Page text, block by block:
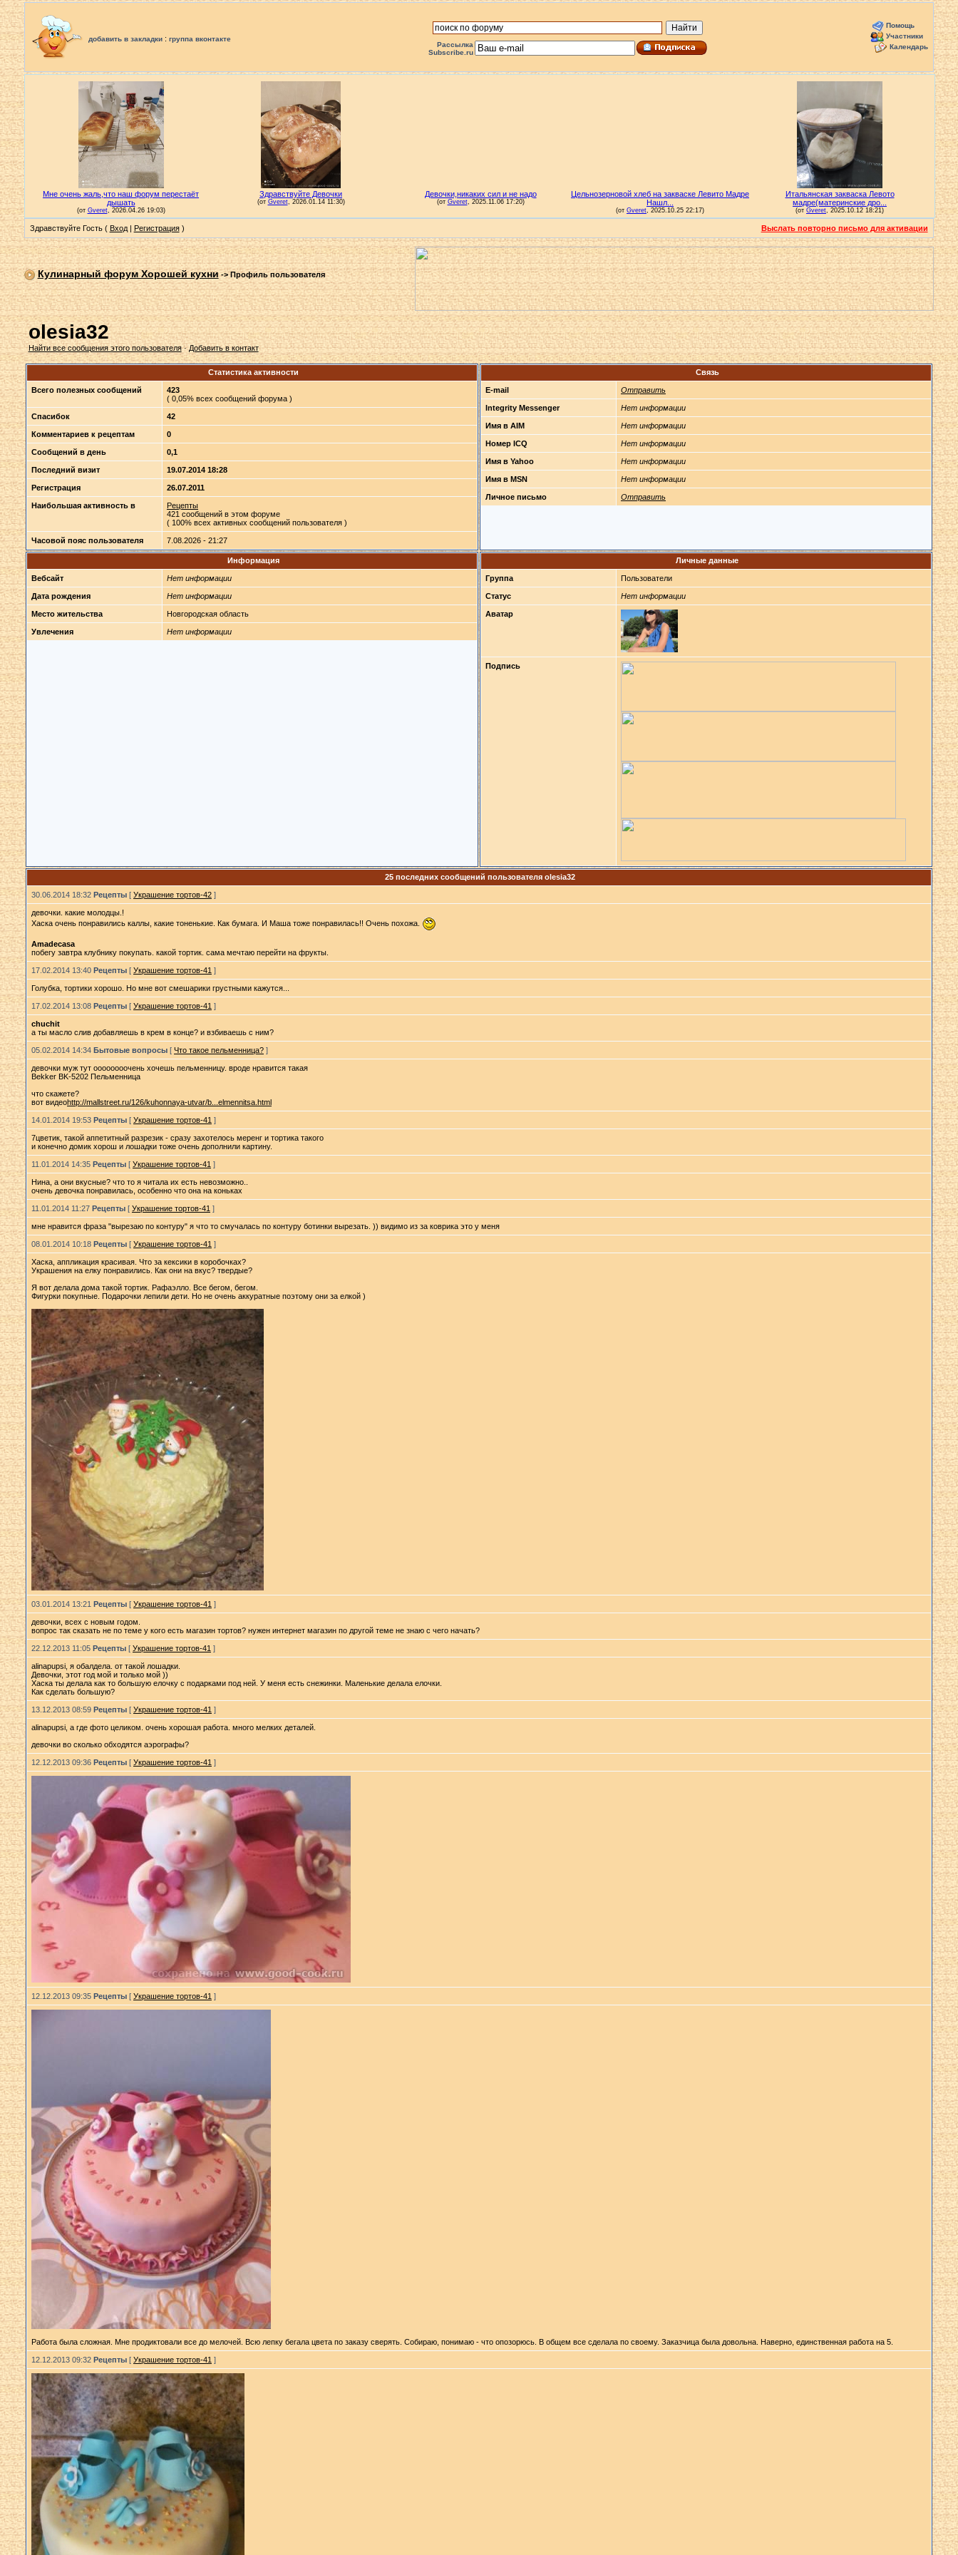
добавить в закладки: группа вконтакте
Рассылка
Subscribe.ru
Помощь
Участники
Календарь
Здравствуйте Гость ( Вход| Регистрация) Выслать повторно письмо для активации
Кулинарный форум Хорошей кухни->Профиль пользователя
olesia32
Найти все сообщения этого пользователя·Добавить в контакт
Статистика активности
Всего полезных сообщений
423
( 0,05% всех сообщений форума )
Спасибок 42
Комментариев к рецептам 0
Сообщений в день 0,1
Последний визит 19.07.2014 18:28
Регистрация 26.07.2011
Наибольшая активность в
Рецепты
421 сообщений в этом форуме
( 100% всех активных сообщений пользователя )
Часовой пояс пользователя 7.08.2026 - 21:27
Связь
E-mail Отправить
Integrity Messenger Нет информации
Имя в AIM Нет информации
Номер ICQ Нет информации
Имя в Yahoo Нет информации
Имя в MSN Нет информации
Личное письмо Отправить
Информация
Вебсайт Нет информации
Дата рождения Нет информации
Место жительства Новгородская область
Увлечения Нет информации
Личные данные
Группа Пользователи
Статус Нет информации
Аватар
Подпись
25 последних сообщений пользователя olesia32
30.06.2014 18:32 Рецепты[ Украшение тортов-42]
девочки. какие молодцы.!
Хаска очень понравились каллы, какие тоненькие. Как бумага. И Маша тоже понравилась!! Очень похожа.
Amadecasa
побегу завтра клубнику покупать. какой тортик. сама мечтаю перейти на фрукты.
17.02.2014 13:40 Рецепты[ Украшение тортов-41 ]
Голубка, тортики хорошо. Но мне вот смешарики грустными кажутся...
17.02.2014 13:08 Рецепты[ Украшение тортов-41 ]
chuchit
а ты масло слив добавляешь в крем в конце? и взбиваешь с ним?
05.02.2014 14:34 Бытовые вопросы[ Что такое пельменница?]
девочки муж тут оооооооочень хочешь пельменницу. вроде нравится такая
Bekker BK-5202 Пельменница
что скажете?
вот видеоhttp://mallstreet.ru/126/kuhonnaya-utvar/b...elmennitsa.html
14.01.2014 19:53 Рецепты[ Украшение тортов-41 ]
7цветик, такой аппетитный разрезик - сразу захотелось меренг и тортика такого
и конечно домик хорош и лошадки тоже очень дополнили картину.
11.01.2014 14:35 Рецепты[ Украшение тортов-41 ]
Нина, а они вкусные? что то я читала их есть невозможно..
очень девочка понравилась, особенно что она на коньках
11.01.2014 11:27 Рецепты[ Украшение тортов-41 ]
мне нравится фраза "вырезаю по контуру" я что то смучалась по контуру ботинки вырезать. )) видимо из за коврика это у меня
08.01.2014 10:18 Рецепты[ Украшение тортов-41 ]
Хаска, аппликация красивая. Что за кексики в коробочках?
Украшения на елку понравились. Как они на вкус? твердые?
Я вот делала дома такой тортик. Рафаэлло. Все бегом, бегом.
Фигурки покупные. Подарочки лепили дети. Но не очень аккуратные поэтому они за елкой )
03.01.2014 13:21 Рецепты[ Украшение тортов-41 ]
девочки, всех с новым годом.
вопрос так сказать не по теме у кого есть магазин тортов? нужен интернет магазин по другой теме не знаю с чего начать?
22.12.2013 11:05 Рецепты[ Украшение тортов-41 ]
alinapupsi, я обалдела. от такой лошадки.
Девочки, этот год мой и только мой ))
Хаска ты делала как то большую елочку с подарками под ней. У меня есть снежинки. Маленькие делала елочки.
Как сделать большую?
13.12.2013 08:59 Рецепты[ Украшение тортов-41 ]
alinapupsi, а где фото целиком. очень хорошая работа. много мелких деталей.
девочки во сколько обходятся аэрографы?
12.12.2013 09:36 Рецепты[ Украшение тортов-41 ]
12.12.2013 09:35 Рецепты[ Украшение тортов-41 ]
Работа была сложная. Мне продиктовали все до мелочей. Всю лепку бегала цвета по заказу сверять. Собираю, понимаю - что опозорюсь. В общем все сделала по своему. Заказчица была довольна. Наверно, единственная работа на 5.
12.12.2013 09:32 Рецепты[ Украшение тортов-41 ]